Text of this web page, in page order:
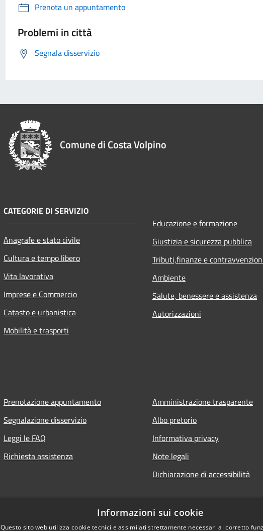
Prenota un appuntamento
Problemi in città
Segnala disservizio
Comune di Costa Volpino
CATEGORIE DI SERVIZIO
Anagrafe e stato civile
Cultura e tempo libero
Vita lavorativa
Imprese e Commercio
Catasto e urbanistica
Mobilità e trasporti
Educazione e formazione
Giustizia e sicurezza pubblica
Tributi,finanze e
Ambiente
Salute, benessere e assistenza
Autorizzazioni
Prenotazione appuntamento
Segnalazione disservizio
Leggi le FAQ
Richiesta assistenza
Amministrazione trasparente
Albo pretorio
Informativa privacy
Note legali
Dichiarazione di accessibilità
Informazioni sui cookie
Questo sito web utilizza cookie tecnici e assimilati strettamente necessari al corretto